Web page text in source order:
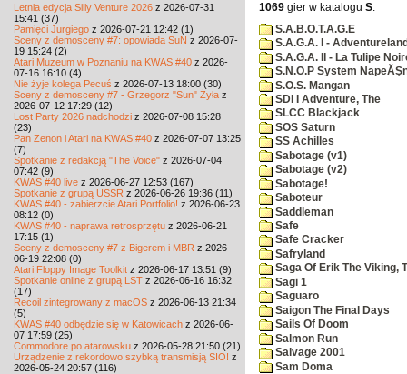
Letnia edycja Silly Venture 2026 z 2026-07-31
15:41 (37)
Pamięci Jurgiego z 2026-07-21 12:42 (1)
Sceny z demosceny #7: opowiada SuN z 2026-07-
19 15:24 (2)
Atari Muzeum w Poznaniu na KWAS #40 z 2026-
07-16 16:10 (4)
Nie żyje kolega Pecuś z 2026-07-13 18:00 (30)
Sceny z demosceny #7 - Grzegorz "Sun" Żyła z
2026-07-12 17:29 (12)
Lost Party 2026 nadchodzi z 2026-07-08 15:28
(23)
Pan Zenon i Atari na KWAS #40 z 2026-07-07 13:25
(7)
Spotkanie z redakcją "The Voice" z 2026-07-04
07:42 (9)
KWAS #40 live z 2026-06-27 12:53 (167)
Spotkanie z grupą USSR z 2026-06-26 19:36 (11)
KWAS #40 - zabierzcie Atari Portfolio! z 2026-06-23
08:12 (0)
KWAS #40 - naprawa retrosprzętu z 2026-06-21
17:15 (1)
Sceny z demosceny #7 z Bigerem i MBR z 2026-
06-19 22:08 (0)
Atari Floppy Image Toolkit z 2026-06-17 13:51 (9)
Spotkanie online z grupą LST z 2026-06-16 16:32
(17)
Recoil zintegrowany z macOS z 2026-06-13 21:34
(5)
KWAS #40 odbędzie się w Katowicach z 2026-06-
07 17:59 (25)
Commodore po atarowsku z 2026-05-28 21:50 (21)
Urządzenie z rekordowo szybką transmisją SIO! z
2026-05-24 20:57 (116)
1069 gier w katalogu S:
S.A.B.O.T.A.G.E
S.A.G.A. I -
S.A.G.A. II - La Tulipe
S.N.O.P System
S.O.S. Mangan
SDI I Adventure, The
SLCC Blackjack
SOS Saturn
SS Achilles
Sabotage (v1)
Sabotage (v2)
Sabotage!
Saboteur
Saddleman
Safe
Safe Cracker
Safryland
Saga Of Erik The Viking,
Sagi 1
Saguaro
Saigon The Final Days
Sails Of Doom
Salmon Run
Salvage 2001
Sam Doma